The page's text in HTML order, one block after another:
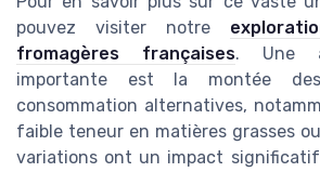
pouvez visiter notre
fromagères françaises. Une
importante est la montée
consommation alternatives,
faible teneur en matières grasses
variations ont un impact